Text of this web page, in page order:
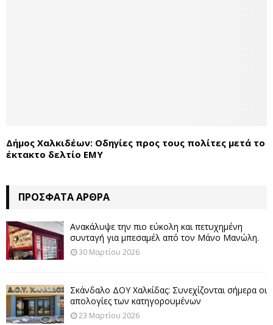
Δήμος Χαλκιδέων: Οδηγίες προς τους πολίτες μετά το
έκτακτο δελτίο ΕΜΥ
ΠΡΌΣΦΑΤΑ ΆΡΘΡΑ
Ανακάλυψε την πιο εύκολη και πετυχημένη
συνταγή για μπεσαμέλ από τον Μάνο Μανώλη.
30 Μαρτίου 2026
Σκάνδαλο ΔΟΥ Χαλκίδας: Συνεχίζονται σήμερα οι
απολογίες των κατηγορουμένων
23 Μαρτίου 2026